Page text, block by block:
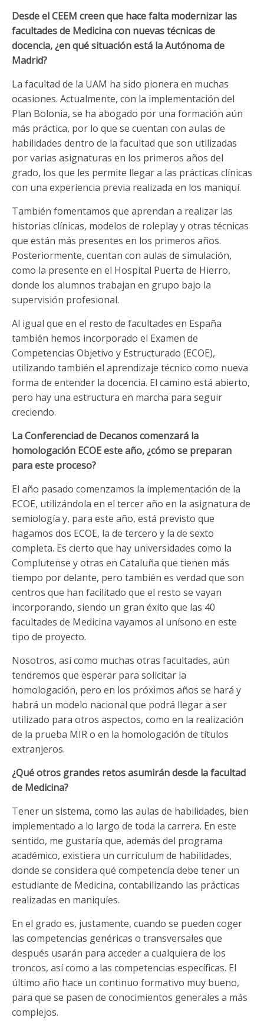
Desde el CEEM creen que hace falta modernizar las
facultades de Medicina con nuevas técnicas de
docencia, ¿en qué situación está la Autónoma de
Madrid?
La facultad de la UAM ha sido pionera en muchas
ocasiones. Actualmente, con la implementación del
Plan Bolonia, se ha abogado por una formación aún
más práctica, por lo que se cuentan con aulas de
habilidades dentro de la facultad que son utilizadas
por varias asignaturas en los primeros años del
grado, los que les permite llegar a las prácticas clínicas
con una experiencia previa realizada en los maniquí.
También fomentamos que aprendan a realizar las
historias clínicas, modelos de roleplay y otras técnicas
que están más presentes en los primeros años.
Posteriormente, cuentan con aulas de simulación,
como la presente en el Hospital Puerta de Hierro,
donde los alumnos trabajan en grupo bajo la
supervisión profesional.
Al igual que en el resto de facultades en España
también hemos incorporado el Examen de
Competencias Objetivo y Estructurado (ECOE),
utilizando también el aprendizaje técnico como nueva
forma de entender la docencia. El camino está abierto,
pero hay una estructura en marcha para seguir
creciendo.
La Conferenciad de Decanos comenzará la
homologación ECOE este año, ¿cómo se preparan
para este proceso?
El año pasado comenzamos la implementación de la
ECOE, utilizándola en el tercer año en la asignatura de
semiología y, para este año, está previsto que
hagamos dos ECOE, la de tercero y la de sexto
completa. Es cierto que hay universidades como la
Complutense y otras en Cataluña que tienen más
tiempo por delante, pero también es verdad que son
centros que han facilitado que el resto se vayan
incorporando, siendo un gran éxito que las 40
facultades de Medicina vayamos al unísono en este
tipo de proyecto.
Nosotros, así como muchas otras facultades, aún
tendremos que esperar para solicitar la
homologación, pero en los próximos años se hará y
habrá un modelo nacional que podrá llegar a ser
utilizado para otros aspectos, como en la realización
de la prueba MIR o en la homologación de títulos
extranjeros.
¿Qué otros grandes retos asumirán desde la facultad
de Medicina?
Tener un sistema, como las aulas de habilidades, bien
implementado a lo largo de toda la carrera. En este
sentido, me gustaría que, además del programa
académico, existiera un currículum de habilidades,
donde se considera qué competencia debe tener un
estudiante de Medicina, contabilizando las prácticas
realizadas en maniquíes.
En el grado es, justamente, cuando se pueden coger
las competencias genéricas o transversales que
después usarán para acceder a cualquiera de los
troncos, así como a las competencias específicas. El
último año hace un continuo formativo muy bueno,
para que se pasen de conocimientos generales a más
complejos.